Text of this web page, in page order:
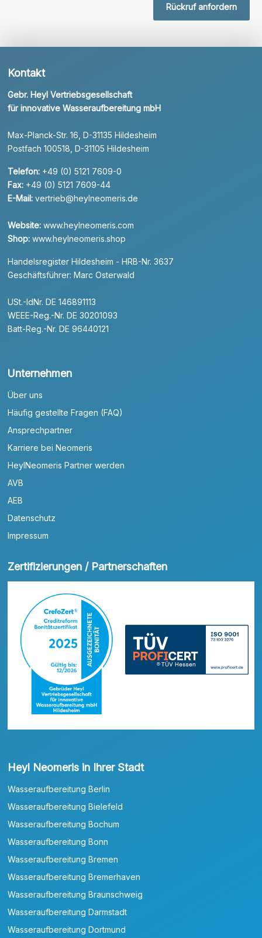
Rückruf anfordern
Kontakt
Gebr. Heyl Vertriebsgesellschaft
für innovative Wasseraufbereitung mbH
Max-Planck-Str. 16, D-31135 Hildesheim
Postfach 100518, D-31105 Hildesheim
Telefon: +49 (0) 5121 7609-0
Fax: +49 (0) 5121 7609-44
E-Mail: vertrieb@heylneomeris.de
Website: www.heylneomeris.com
Shop: www.heylneomeris.shop
Handelsregister Hildesheim - HRB-Nr. 3637
Geschäftsführer: Marc Osterwald
USt.-IdNr. DE 146891113
WEEE-Reg.-Nr. DE 30201093
Batt-Reg.-Nr. DE 96440121
Unternehmen
Über uns
Häufig gestellte Fragen (FAQ)
Ansprechpartner
Karriere bei Neomeris
HeylNeomeris Partner werden
AVB
AEB
Datenschutz
Impressum
Zertifizierungen / Partnerschaften
Heyl Neomeris in Ihrer Stadt
Wasseraufbereitung Berlin
Wasseraufbereitung Bielefeld
Wasseraufbereitung Bochum
Wasseraufbereitung Bonn
Wasseraufbereitung Bremen
Wasseraufbereitung Bremerhaven
Wasseraufbereitung Braunschweig
Wasseraufbereitung Darmstadt
Wasseraufbereitung Dortmund